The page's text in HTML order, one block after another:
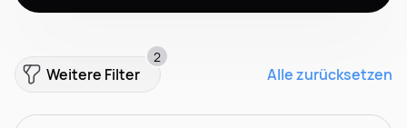
Weitere Filter
2
Alle zurücksetzen